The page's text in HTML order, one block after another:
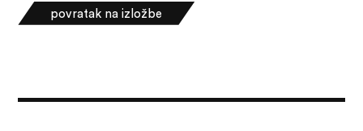
povratak na izložbe